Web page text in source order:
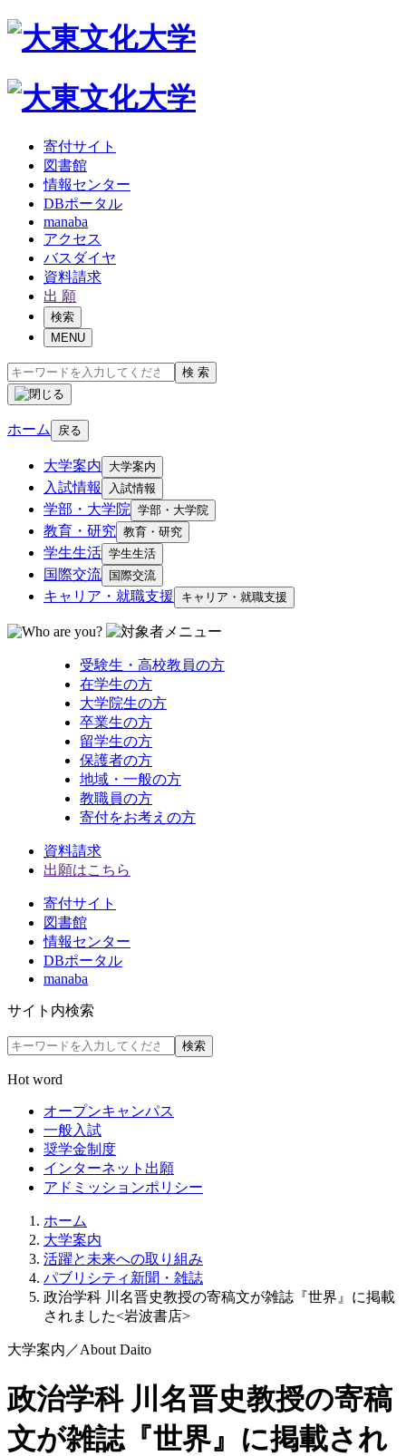
寄付サイト
図書館
情報センター
DBポータル
manaba
アクセス
バスダイヤ
資料請求
出 願
検索
MENU
検 索
ホーム 戻る
大学案内 大学案内
入試情報 入試情報
学部・大学院 学部・大学院
教育・研究 教育・研究
学生生活 学生生活
国際交流 国際交流
キャリア・就職支援 キャリア・就職支援
受験生・高校教員の方
在学生の方
大学院生の方
卒業生の方
留学生の方
保護者の方
地域・一般の方
教職員の方
寄付をお考えの方
資料請求
出願はこちら
寄付サイト
図書館
情報センター
DBポータル
manaba
サイト内検索
検索
Hot word
オープンキャンパス
一般入試
奨学金制度
インターネット出願
アドミッションポリシー
ホーム
大学案内
活躍と未来への取り組み
パブリシティ新聞・雑誌
政治学科 川名晋史教授の寄稿文が雑誌『世界』に掲載
されました<岩波書店>
大学案内 ／About Daito
政治学科 川名晋史教授の寄稿
文が雑誌『世界』に掲載され